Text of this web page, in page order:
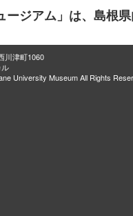
ージアム」は、島根
川津町1060
University Museum All Rights